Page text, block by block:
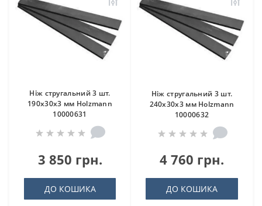
Ніж стругальний 3 шт.
190x30x3 мм Holzmann
10000631
3 850 грн.
ДО КОШИКА
Ніж стругальний 3 шт.
240x30x3 мм Holzmann
10000632
4 760 грн.
ДО КОШИКА